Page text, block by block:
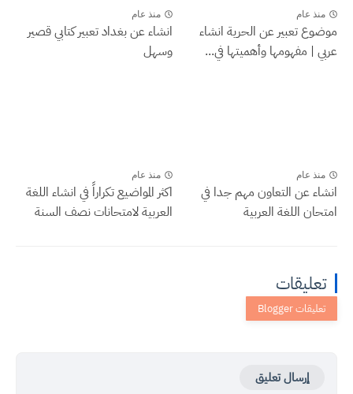
منذ عام
موضوع تعبير عن الحرية انشاء
عربي | مفهومها وأهميتها في...
منذ عام
انشاء عن بغداد تعبير كتابي قصير
وسهل
منذ عام
انشاء عن التعاون مهم جدا في
امتحان اللغة العربية
منذ عام
اكثر المواضيع تكراراً في انشاء اللغة
العربية لامتحانات نصف السنة
تعليقات
إرسال تعليق